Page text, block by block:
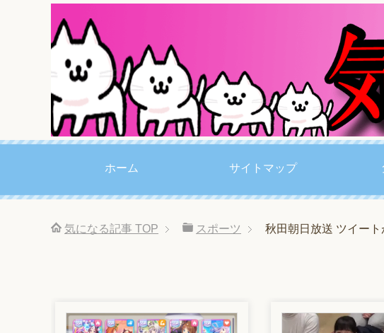
ホーム サイトマップ
気になる記事 TOP スポーツ 秋田朝日放送 ツイー